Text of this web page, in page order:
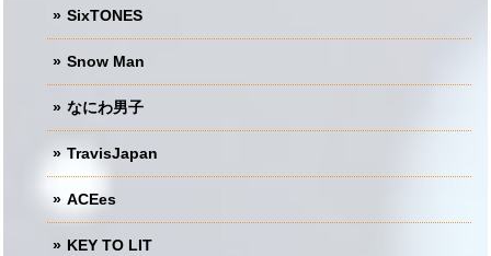
SixTONES
Snow Man
なにわ男子
TravisJapan
ACEes
KEY TO LIT